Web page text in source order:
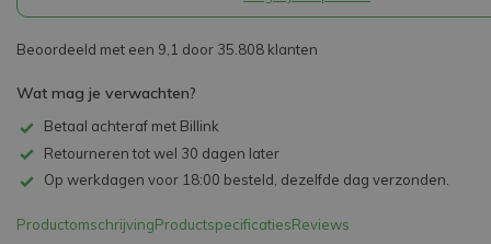
Beoordeeld met een 9,1 door 35.808 klanten
Wat mag je verwachten?
Betaal achteraf met Billink
Retourneren tot wel 30 dagen later
Op werkdagen voor 18:00 besteld, dezelfde dag verzonden.
ProductomschrijvingProductspecificatiesReviews